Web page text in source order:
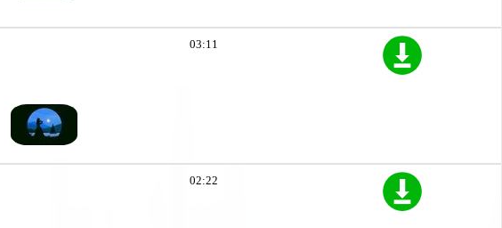
03:11
02:22